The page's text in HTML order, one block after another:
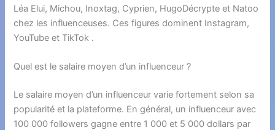
Léa Elui, Michou, Inoxtag, Cyprien, HugoDécrypte et Natoo
chez les influenceuses. Ces figures dominent Instagram,
YouTube et TikTok .
Quel est le salaire moyen d’un influenceur ?
Le salaire moyen d’un influenceur varie fortement selon sa
popularité et la plateforme. En général, un influenceur avec
100 000 followers gagne entre 1 000 et 5 000 dollars par